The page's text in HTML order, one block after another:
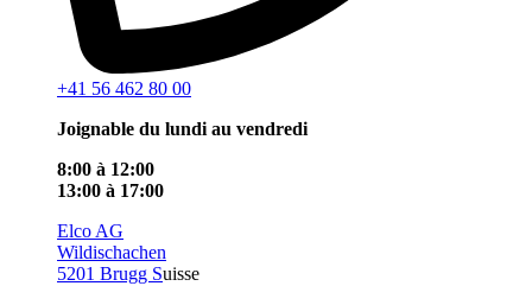
+41 56 462 80 00
Joignable du lundi au vendredi
8:00 à 12:00
13:00 à 17:00
Elco AG
Wildischachen
5201 Brugg Suisse